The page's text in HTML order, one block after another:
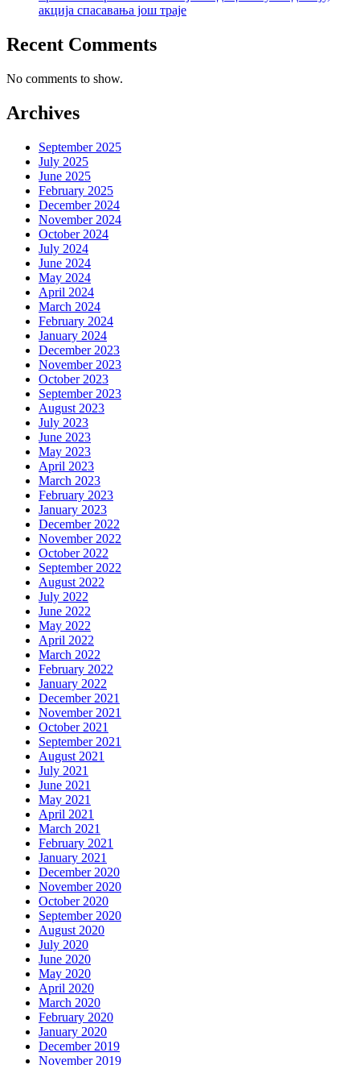
акција спасавања још траје
Recent Comments
No comments to show.
Archives
September 2025
July 2025
June 2025
February 2025
December 2024
November 2024
October 2024
July 2024
June 2024
May 2024
April 2024
March 2024
February 2024
January 2024
December 2023
November 2023
October 2023
September 2023
August 2023
July 2023
June 2023
May 2023
April 2023
March 2023
February 2023
January 2023
December 2022
November 2022
October 2022
September 2022
August 2022
July 2022
June 2022
May 2022
April 2022
March 2022
February 2022
January 2022
December 2021
November 2021
October 2021
September 2021
August 2021
July 2021
June 2021
May 2021
April 2021
March 2021
February 2021
January 2021
December 2020
November 2020
October 2020
September 2020
August 2020
July 2020
June 2020
May 2020
April 2020
March 2020
February 2020
January 2020
December 2019
November 2019